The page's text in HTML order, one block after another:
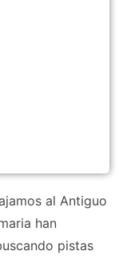
al Antiguo
han
pistas